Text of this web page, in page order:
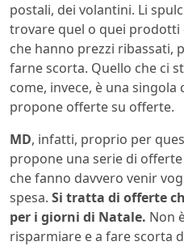
postali, dei volantini. Li
trovare quel o quei prodotti
che hanno prezzi
farne scorta. Quello che ci
come, invece, è una
propone offerte su offerte.
MD, infatti, proprio per
propone una serie di
che fanno davvero venir
spesa. Si tratta di offerte
per i giorni di Natale. Non
risparmiare e a fare scorta